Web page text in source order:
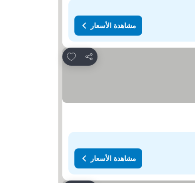
مشاهدة الأسعار
مشاركة
Add to favorites
مشاهدة الأسعار